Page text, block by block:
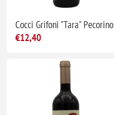
Cocci Grifoni "Tara" Pecorino
€12,40